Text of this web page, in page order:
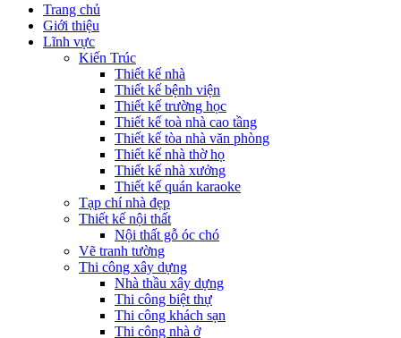
Trang chủ
Giới thiệu
Lĩnh vực
Kiến Trúc
Thiết kế nhà
Thiết kế bệnh viện
Thiết kế trường học
Thiết kế toà nhà cao tầng
Thiết kế tòa nhà văn phòng
Thiết kế nhà thờ họ
Thiết kế nhà xưởng
Thiết kế quán karaoke
Tạp chí nhà đẹp
Thiết kế nội thất
Nội thất gỗ óc chó
Vẽ tranh tường
Thi công xây dựng
Nhà thầu xây dựng
Thi công biệt thự
Thi công khách sạn
Thi công nhà ở